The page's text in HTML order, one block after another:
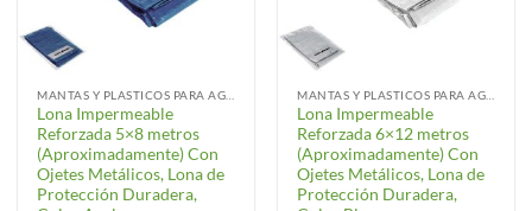
elegir
en
página
de
producto
Lona Impermeable
Reforzada 5×8 metros
(Aproximadamente) Con
Ojetes Metálicos, Lona de
Protección Duradera,
Lona Impermeable
Reforzada 6×12 metros
(Aproximadamente) Con
Ojetes Metálicos, Lona de
Protección Duradera,